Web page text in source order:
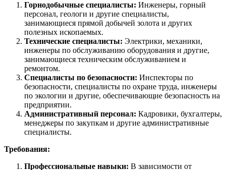
Горнодобычные специалисты: Инженеры, горный
персонал, геологи и другие специалисты,
занимающиеся прямой добычей золота и других
полезных ископаемых.
Технические специалисты: Электрики, механики,
инженеры по обслуживанию оборудования и другие,
занимающиеся техническим обслуживанием и
ремонтом.
Специалисты по безопасности: Инспекторы по
безопасности, специалисты по охране труда, инженеры
по экологии и другие, обеспечивающие безопасность на
предприятии.
Административный персонал: Кадровики, бухгалтеры,
менеджеры по закупкам и другие административные
специалисты.
Требования:
Профессиональные навыки: В зависимости от